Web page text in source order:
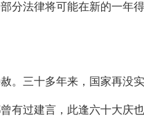
分法律将可能在新的一年
。三十多年来，国家再没实
有过建言，此逢六十大庆